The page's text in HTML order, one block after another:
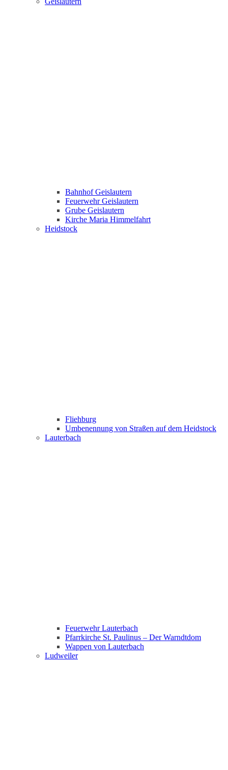
Bahnhof Geislautern
Feuerwehr Geislautern
Grube Geislautern
Kirche Maria Himmelfahrt
Heidstock
Fliehburg
Umbenennung von Straßen auf dem Heidstock
Lauterbach
Feuerwehr Lauterbach
Pfarrkirche St. Paulinus – Der Warndtdom
Wappen von Lauterbach
Ludweiler